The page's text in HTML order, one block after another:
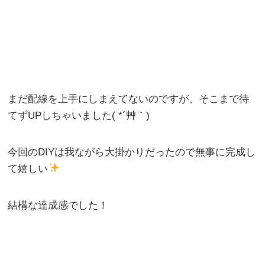
まだ配線を上手にしまえてないのですが、そこまで待
てずUPしちゃいました( *´艸｀)
今回のDIYは我ながら大掛かりだったので無事に完成し
て嬉しい
結構な達成感でした！